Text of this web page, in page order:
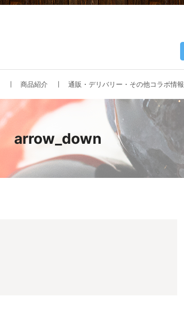
商品紹介 通販・デリバリー・その他コラボ情報
arrow_down